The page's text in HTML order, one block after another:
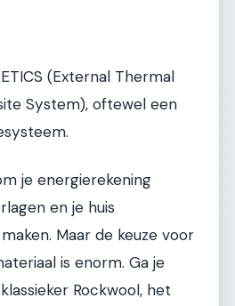
(External Thermal
System), oftewel een
je energierekening
en je huis
Maar de keuze voor
is enorm. Ga je
Rockwool, het